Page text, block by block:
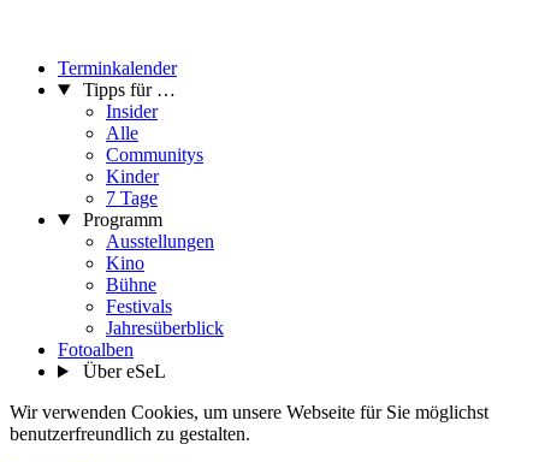
Terminkalender
Tipps für …
Insider
Alle
Communitys
Kinder
7 Tage
Programm
Ausstellungen
Kino
Bühne
Festivals
Jahresüberblick
Fotoalben
Über eSeL
Wir verwenden Cookies, um unsere Webseite für Sie möglichst
benutzerfreundlich zu gestalten.